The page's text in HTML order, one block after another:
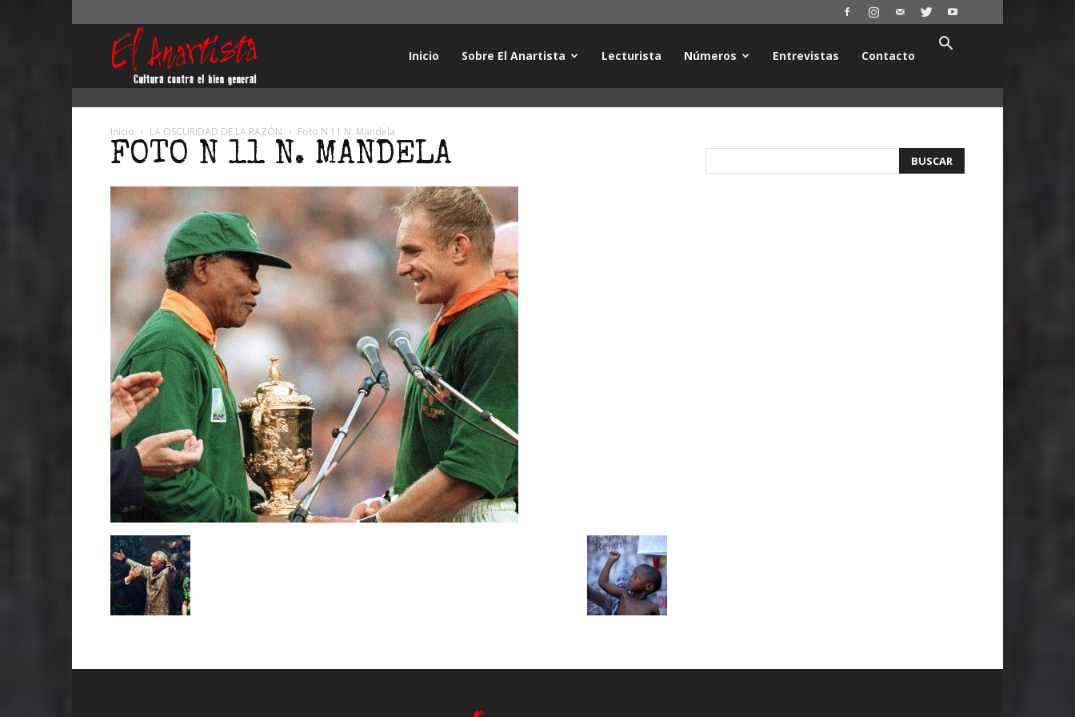
Inicio Sobre El Anartista Lecturista Números Entrevistas Contacto
Inicio LA OSCURIDAD DE LA RAZÓN Foto N 11 N. Mandela
FOTO N 11 N. MANDELA